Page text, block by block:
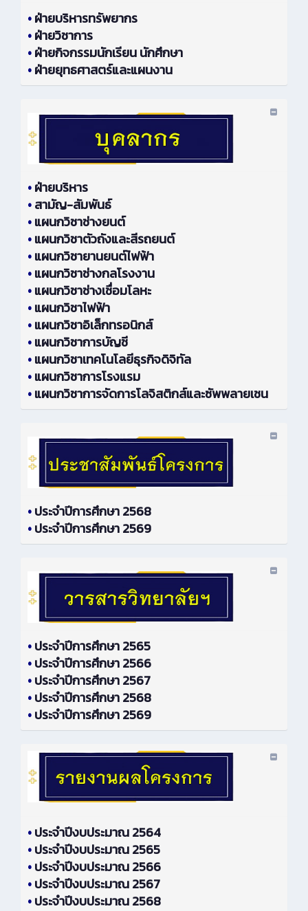
•ฝ่ายบริหารทรัพยากร
•ฝ่ายวิชาการ
•ฝ่ายกิจกรรมนักเรียน นักศึกษา
•ฝ่ายยุทธศาสตร์และแผนงาน
•ฝ่ายบริหาร
•สามัญ-สัมพันธ์
•แผนกวิชาช่างยนต์
•แผนกวิชาตัวถังและสีรถยนต์
•แผนกวิชายานยนต์ไฟฟ้า
•แผนกวิชาช่างกลโรงงาน
•แผนกวิชาช่างเชื่อมโลหะ
•แผนกวิชาไฟฟ้า
•แผนกวิชาอิเล็กทรอนิกส์
•แผนกวิชาการบัญชี
•แผนกวิชาเทคโนโลยีธุรกิจดิจิทัล
•แผนกวิชาการโรงแรม
•แผนกวิชาการจัดการโลจิสติกส์และซัพพลายเชน
•ประจำปีการศึกษา 2568
•ประจำปีการศึกษา 2569
•ประจำปีการศึกษา 2565
•ประจำปีการศึกษา 2566
•ประจำปีการศึกษา 2567
•ประจำปีการศึกษา 2568
•ประจำปีการศึกษา 2569
•ประจำปีงบประมาณ 2564
•ประจำปีงบประมาณ 2565
•ประจำปีงบประมาณ 2566
•ประจำปีงบประมาณ 2567
•ประจำปีงบประมาณ 2568